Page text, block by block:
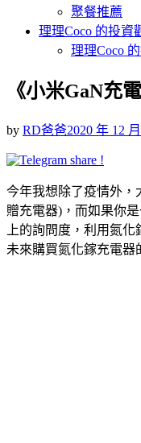
聚餐推薦
理理Coco 的投資
理理Coco
《小米GaN充
by RD爸爸Posted
on
2020 年 12
今年我想除了疫情外，
贈充電器)，而如果你
上的詢問度，利用氮
未來購買氮化鎵充電器